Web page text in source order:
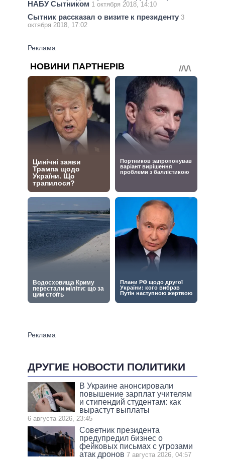
НАБУ Сытником 1 октября 2018, 14:10
Сытник рассказал о визите к президенту 3
октября 2018, 17:02
ДРУГИЕ НОВОСТИ ПОЛИТИКИ
В Украине анонсировали
повышение зарплат учителям
и стипендий студентам: как
вырастут выплаты
6 августа 2026, 23:45
Советник президента
предупредил бизнес о
фейковых письмах с угрозами
атак дронов 7 августа 2026, 04:57